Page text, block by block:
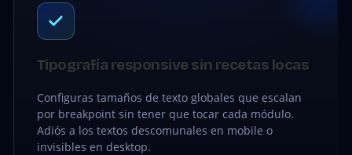
Tipografía responsive sin recetas locas
Configuras tamaños de texto globales que escalan
por breakpoint sin tener que tocar cada módulo.
Adiós a los textos descomunales en mobile o
invisibles en desktop.